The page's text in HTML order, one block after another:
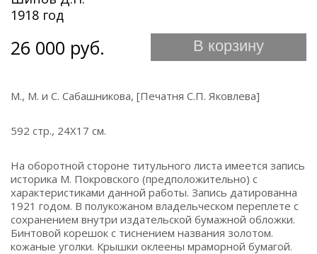
1918 год
26 000 руб. В корзину
М., М. и С. Сабашникова, [Печатня С.П. Яковлева]
592 стр., 24Х17 см.
На оборотной стороне титульного листа имеется запись
историка М. Покровского (предположительно) с
характеристиками данной работы. Запись датированна
1921 годом. В полукожаном владельческом переплете с
сохранением внутри издательской бумажной обложки.
Бинтовой корешок с тиснением названия золотом.
кожаные уголки. Крышки оклеены мраморной бумагой.